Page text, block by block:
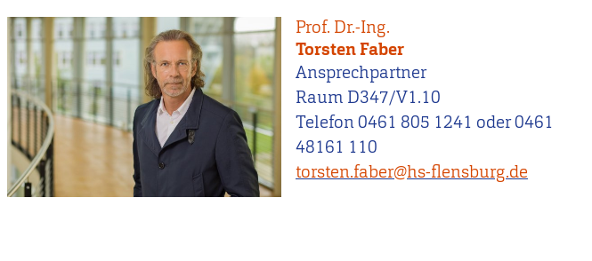
Prof. Dr.-Ing.
Torsten Faber
Ansprechpartner
Raum D347/V1.10
Telefon 0461 805 1241 oder 0461
48161 110
torsten.faber@hs-flensburg.de